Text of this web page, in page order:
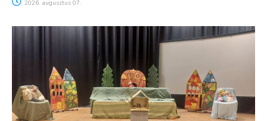
2026. augusztus 07.